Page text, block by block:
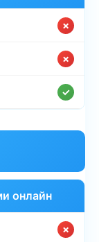
✗
✗
✓
онлайн
✗